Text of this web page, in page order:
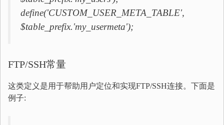
define('CUSTOM_USER_META_TABLE',
$table_prefix.'my_usermeta');
FTP/SSH常量
这类定义是用于帮助用户定位和实现FTP/SSH连接。下面是
例子: